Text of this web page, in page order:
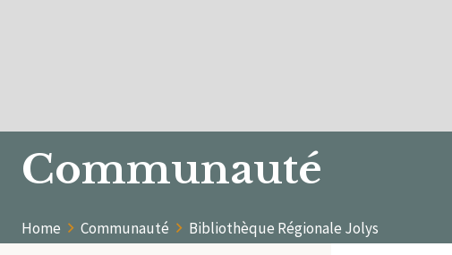
Communauté
Home Communauté Bibliothèque Régionale Jolys